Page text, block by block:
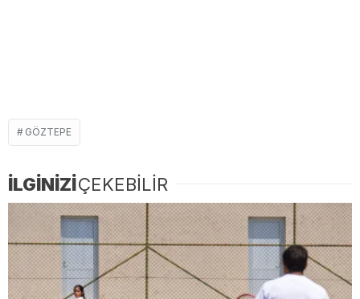
GÖZTEPE
İLGİNİZİÇEKEBİLİR